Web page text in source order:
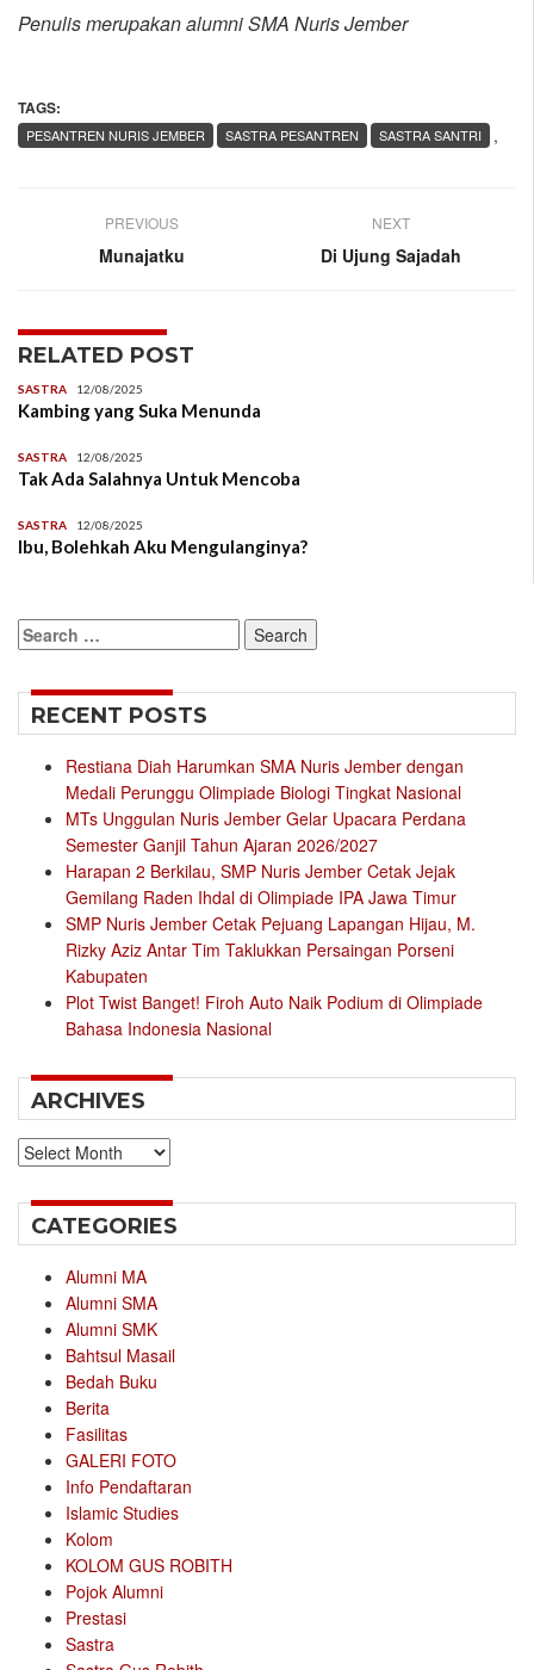
Penulis merupakan alumni SMA Nuris Jember
TAGS:
,
PESANTREN NURIS JEMBER SASTRA PESANTREN SASTRA SANTRI
PREVIOUS
Munajatku
NEXT
Di Ujung Sajadah
RELATED POST
SASTRA 12/08/2025
Kambing yang Suka Menunda
SASTRA 12/08/2025
Tak Ada Salahnya Untuk Mencoba
SASTRA 12/08/2025
Ibu, Bolehkah Aku Mengulanginya?
Search
for:
RECENT POSTS
Restiana Diah Harumkan SMA Nuris Jember dengan
Medali Perunggu Olimpiade Biologi Tingkat Nasional
MTs Unggulan Nuris Jember Gelar Upacara Perdana
Semester Ganjil Tahun Ajaran 2026/2027
Harapan 2 Berkilau, SMP Nuris Jember Cetak Jejak
Gemilang Raden Ihdal di Olimpiade IPA Jawa Timur
SMP Nuris Jember Cetak Pejuang Lapangan Hijau, M.
Rizky Aziz Antar Tim Taklukkan Persaingan Porseni
Kabupaten
Plot Twist Banget! Firoh Auto Naik Podium di Olimpiade
Bahasa Indonesia Nasional
ARCHIVES
Archives
CATEGORIES
Alumni MA
Alumni SMA
Alumni SMK
Bahtsul Masail
Bedah Buku
Berita
Fasilitas
GALERI FOTO
Info Pendaftaran
Islamic Studies
Kolom
KOLOM GUS ROBITH
Pojok Alumni
Prestasi
Sastra